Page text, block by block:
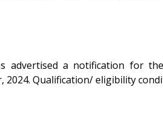
advertised a notification for
2024. Qualification/ eligibility